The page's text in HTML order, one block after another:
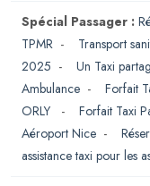
Spécial Passager :
TPMR - Transport
2025 - Un Taxi
Ambulance - Forfait
ORLY
- Forfait Taxi
Aéroport Nice -
assistance taxi pour les